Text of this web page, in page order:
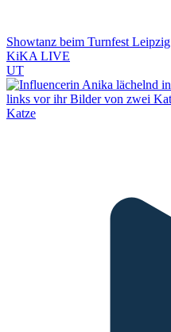
Showtanz beim Turnfest Leipzig
KiKA LIVE
UT